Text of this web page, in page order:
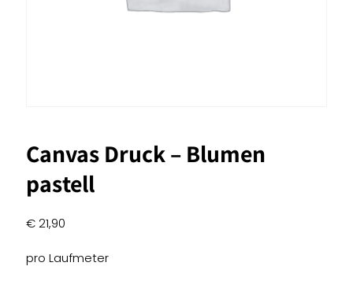
Canvas Druck – Blumen
pastell
€21,90
pro Laufmeter